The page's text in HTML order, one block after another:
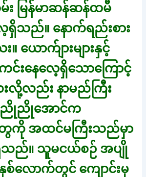
း မြန်မာဆန်ဆန်ထမီ
ရှိသည်။ နောက်ရည်းစား
ယောက်ျားများနှင့်
းနေလေ့ရှိသောကြောင့်
းလို့လည်း နာမည်ကြီး
ညိုညိုအောင်က
ေကို အထင်မကြီးသည်မှာ
သည်။ သူမငယ်စဉ် အပျို
နှစ်လောက်တွင် ကျောင်းမှ